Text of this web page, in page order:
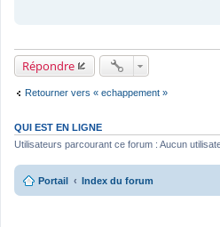
Répondre
Retourner vers « echappement »
QUI EST EN LIGNE
Utilisateurs parcourant ce forum : Aucun
Portail Index du forum